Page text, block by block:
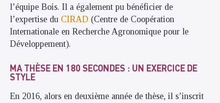
l’équipe Bois. Il a également pu bénéficier de
l’expertise du CIRAD (Centre de Coopération
Internationale en Recherche Agronomique pour le
Développement).
MA THÈSE EN 180 SECONDES : UN EXERCICE DE
STYLE
En 2016, alors en deuxième année de thèse, il s’inscrit